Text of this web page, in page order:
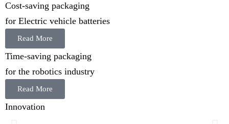
Cost-saving packaging
for Electric vehicle batteries
Read More
Time-saving packaging
for the robotics industry
Read More
Innovation